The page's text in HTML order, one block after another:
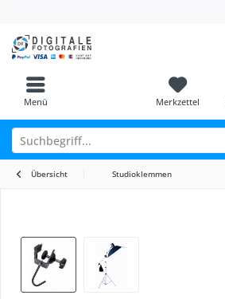
Menü Merkzettel
Übersicht Studioklemmen